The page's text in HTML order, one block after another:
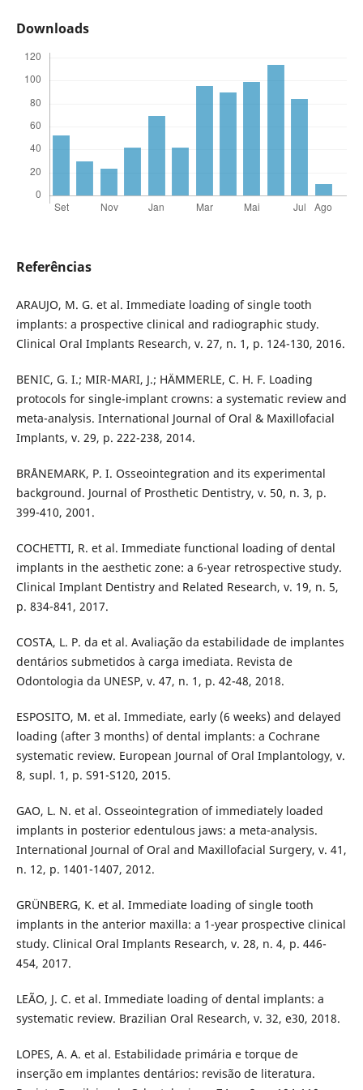
Downloads
Referências
ARAUJO, M. G. et al. Immediate loading of single tooth
implants: a prospective clinical and radiographic study.
Clinical Oral Implants Research, v. 27, n. 1, p. 124-130, 2016.
BENIC, G. I.; MIR-MARI, J.; HÄMMERLE, C. H. F. Loading
protocols for single-implant crowns: a systematic review and
meta-analysis. International Journal of Oral & Maxillofacial
Implants, v. 29, p. 222-238, 2014.
BRÅNEMARK, P. I. Osseointegration and its experimental
background. Journal of Prosthetic Dentistry, v. 50, n. 3, p.
399-410, 2001.
COCHETTI, R. et al. Immediate functional loading of dental
implants in the aesthetic zone: a 6-year retrospective study.
Clinical Implant Dentistry and Related Research, v. 19, n. 5,
p. 834-841, 2017.
COSTA, L. P. da et al. Avaliação da estabilidade de implantes
dentários submetidos à carga imediata. Revista de
Odontologia da UNESP, v. 47, n. 1, p. 42-48, 2018.
ESPOSITO, M. et al. Immediate, early (6 weeks) and delayed
loading (after 3 months) of dental implants: a Cochrane
systematic review. European Journal of Oral Implantology, v.
8, supl. 1, p. S91-S120, 2015.
GAO, L. N. et al. Osseointegration of immediately loaded
implants in posterior edentulous jaws: a meta-analysis.
International Journal of Oral and Maxillofacial Surgery, v. 41,
n. 12, p. 1401-1407, 2012.
GRÜNBERG, K. et al. Immediate loading of single tooth
implants in the anterior maxilla: a 1-year prospective clinical
study. Clinical Oral Implants Research, v. 28, n. 4, p. 446-
454, 2017.
LEÃO, J. C. et al. Immediate loading of dental implants: a
systematic review. Brazilian Oral Research, v. 32, e30, 2018.
LOPES, A. A. et al. Estabilidade primária e torque de
inserção em implantes dentários: revisão de literatura.